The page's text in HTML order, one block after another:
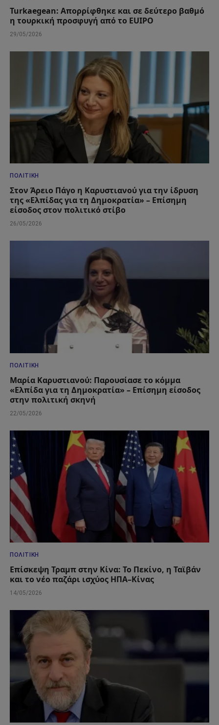
Turkaegean: Απορρίφθηκε και σε δεύτερο βαθμό
η τουρκική προσφυγή από το EUIPO
29/05/2026
ΠΟΛΙΤΙΚΉ
Στον Άρειο Πάγο η Καρυστιανού για την ίδρυση
της «Ελπίδας για τη Δημοκρατία» – Επίσημη
είσοδος στον πολιτικό στίβο
26/05/2026
ΠΟΛΙΤΙΚΉ
Μαρία Καρυστιανού: Παρουσίασε το κόμμα
«Ελπίδα για τη Δημοκρατία» – Επίσημη είσοδος
στην πολιτική σκηνή
22/05/2026
ΠΟΛΙΤΙΚΉ
Επίσκεψη Τραμπ στην Κίνα: Το Πεκίνο, η Ταϊβάν
και το νέο παζάρι ισχύος ΗΠΑ–Κίνας
14/05/2026